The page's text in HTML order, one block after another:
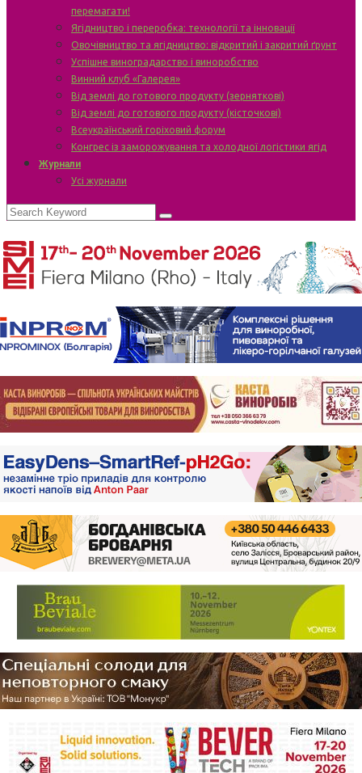
перемагати!
Ягідництво і переробка: технології та інновації
Овочівництво та ягідництво: відкритий і закритий ґрунт
Успішне виноградарство і виноробство
Винний клуб «Галерея»
Від землі до готового продукту (зерняткові)
Від землі до готового продукту (кісточкові)
Всеукраїнський горіховий форум
Конгрес із заморожування та холодної логістики ягід
Журнали
Усі журнали